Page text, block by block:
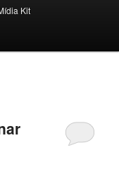
Kit